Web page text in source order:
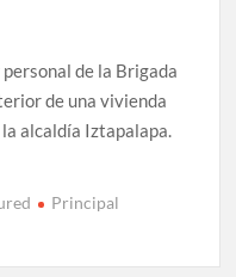
de la Brigada
de una vivienda
la alcaldía Iztapalapa.
Principal